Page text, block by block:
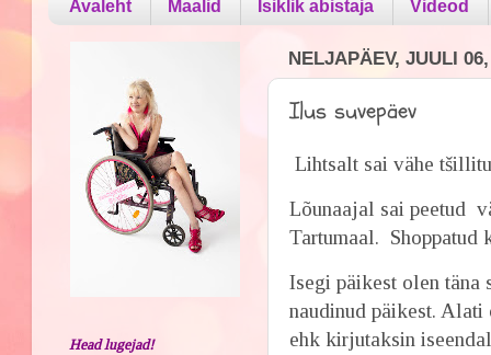
Avaleht Maalid Isiklik abistaja Videod
NELJAPÄEV, JUULI
Ilus suvepäev
Lihtsalt sai vähe
Lõunaajal sai peetud
Tartumaal. Shoppatud
Isegi päikest olen täna
naudinud päikest.
ehk kirjutaksin
Head lugejad!